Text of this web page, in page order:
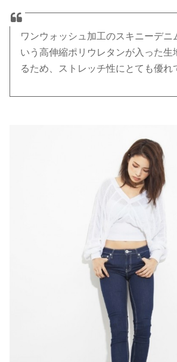
ワンウォッシュ加工のスキニーデニ
いう高伸縮ポリウレタンが入った生
るため、ストレッチ性にとても優れ